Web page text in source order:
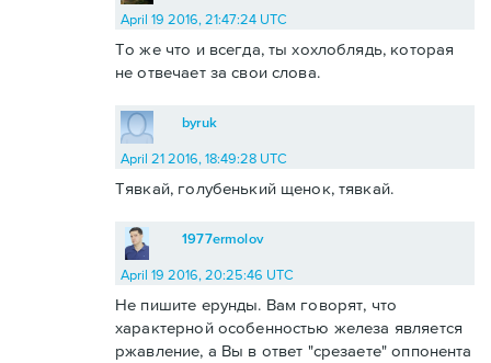
April 19 2016, 21:47:24 UTC
То же что и всегда, ты хохлоблядь, которая
не отвечает за свои слова.
byruk
April 21 2016, 18:49:28 UTC
Тявкай, голубенький щенок, тявкай.
1977ermolov
April 19 2016, 20:25:46 UTC
Не пишите ерунды. Вам говорят, что
характерной особенностью железа является
ржавление, а Вы в ответ "срезаете" оппонента